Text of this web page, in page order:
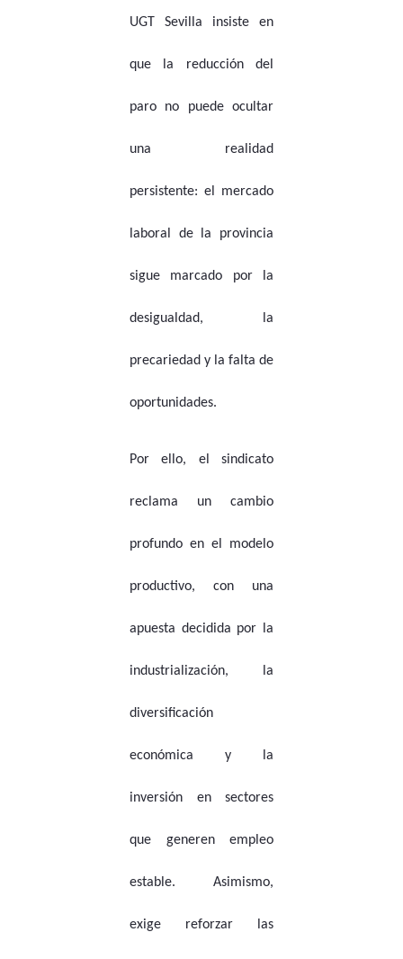
UGT Sevilla insiste en
que la reducción del
paro no puede ocultar
una realidad
persistente: el mercado
laboral de la provincia
sigue marcado por la
desigualdad, la
precariedad y la falta de
oportunidades.
Por ello, el sindicato
reclama un cambio
profundo en el modelo
productivo, con una
apuesta decidida por la
industrialización, la
diversificación
económica y la
inversión en sectores
que generen empleo
estable. Asimismo,
exige reforzar las